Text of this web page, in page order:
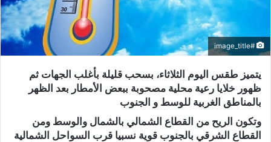
#image_title
يتميز طقس اليوم الثلاثاء، بسحب قليلة بأغلب الجهات ثم
ظهور خلايا رعية محلية مصحوبة ببعض الأمطار بعد الظهر
بالمناطق الغربية للوسط و الجنوب
وتكون الريح من القطاع الشمالي بالشمال والوسط ومن
القطاع الشرقي بالجنوب قوية نسبيا قرب السواحل الشمالية